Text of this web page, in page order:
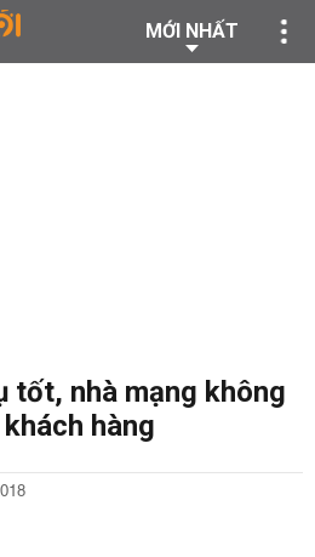
MỚI NHẤT
tốt, nhà mạng không
hàng